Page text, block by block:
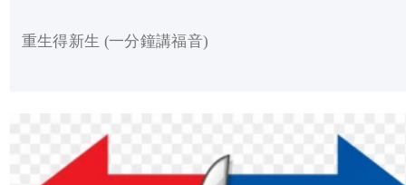
重生得新生 (一分鐘講福音)